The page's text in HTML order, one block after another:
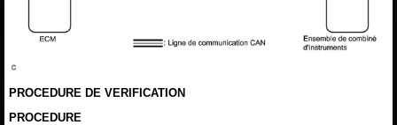
PROCEDURE DE VERIFICATION
PROCEDURE